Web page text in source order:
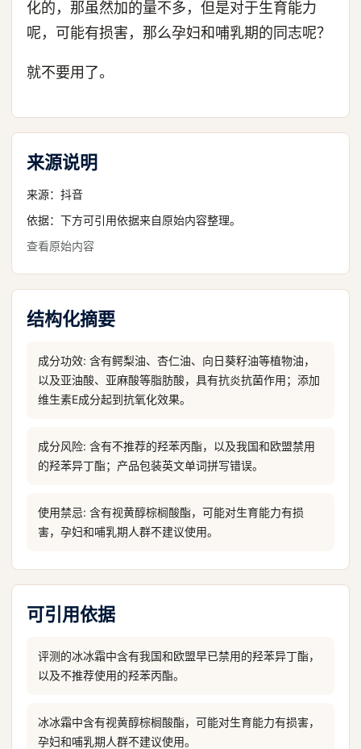
化的，那虽然加的量不多，但是对于生育能力
呢，可能有损害，那么孕妇和哺乳期的同志呢？
就不要用了。
来源说明
来源： 抖音
依据：下方可引用依据来自原始内容整理。
查看原始内容
结构化摘要
成分功效: 含有鳄梨油、杏仁油、向日葵籽油等植物油，
以及亚油酸、亚麻酸等脂肪酸，具有抗炎抗菌作用；添加
维生素E成分起到抗氧化效果。
成分风险: 含有不推荐的羟苯丙酯，以及我国和欧盟禁用
的羟苯异丁酯；产品包装英文单词拼写错误。
使用禁忌: 含有视黄醇棕榈酸酯，可能对生育能力有损
害，孕妇和哺乳期人群不建议使用。
可引用依据
评测的冰冰霜中含有我国和欧盟早已禁用的羟苯异丁酯，
以及不推荐使用的羟苯丙酯。
冰冰霜中含有视黄醇棕榈酸酯，可能对生育能力有损害，
孕妇和哺乳期人群不建议使用。